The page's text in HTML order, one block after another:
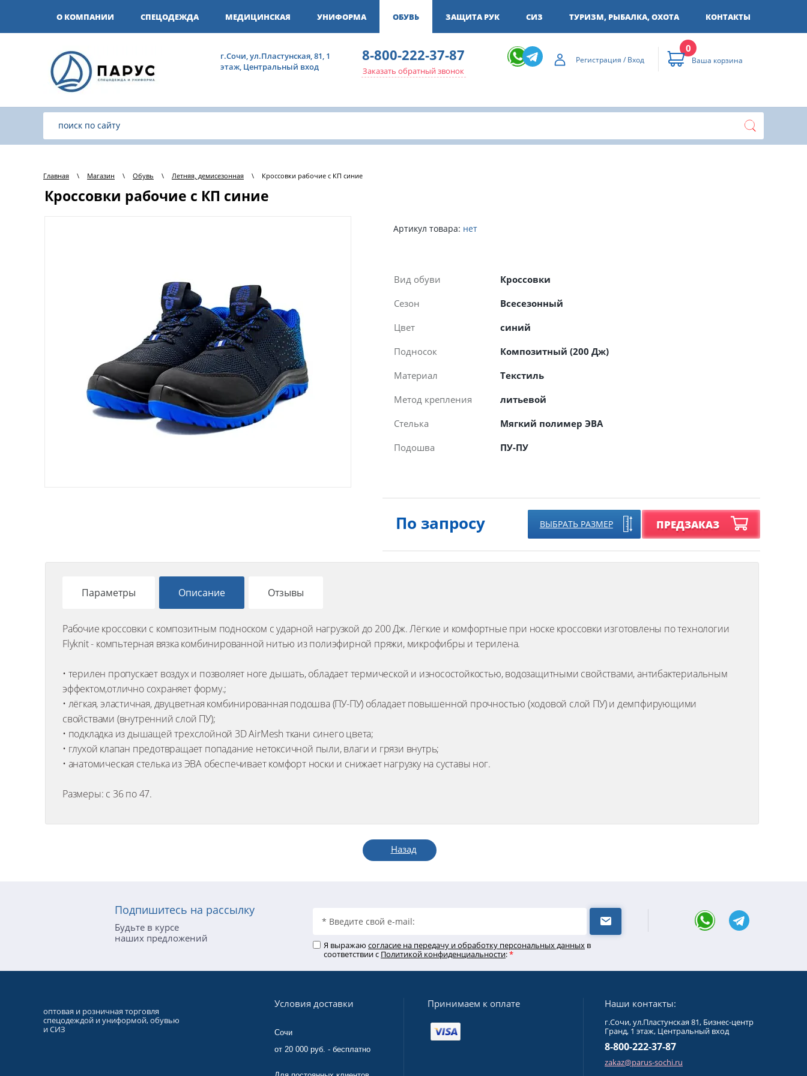
О КОМПАНИИ СПЕЦОДЕЖДА МЕДИЦИНСКАЯ УНИФОРМА ОБУВЬ ЗАЩИТА РУК СИЗ ТУРИЗМ, РЫБАЛКА, ОХОТА КОНТАКТЫ
г.Сочи, ул.Пластунская, 81, 1
этаж, Центральный вход
8-800-222-37-87
Заказать обратный звонок
Регистрация / Вход
0
Ваша корзина
Главная \ Магазин \ Обувь \ Летняя, демисезонная \ Кроссовки рабочие с КП синие
Кроссовки рабочие с КП синие
Артикул товара: нет
Вид обуви
Кроссовки
Сезон
Всесезонный
Цвет
синий
Подносок
Композитный (200 Дж)
Материал
Текстиль
Метод крепления
литьевой
Стелька
Мягкий полимер ЭВА
Подошва
ПУ-ПУ
По запросу ВЫБРАТЬ РАЗМЕР ПРЕДЗАКАЗ
Параметры Описание Отзывы
Рабочие кроссовки с композитным подноском с ударной нагрузкой до 200 Дж. Лёгкие и комфортные при носке кроссовки изготовлены по технологии
Flyknit - компьтерная вязка комбинированной нитью из полиэфирной пряжи, микрофибры и терилена.
• терилен пропускает воздух и позволяет ноге дышать, обладает термической и износостойкостью, водозащитными свойствами, антибактериальным
эффектом,отлично сохраняет форму.;
• лёгкая, эластичная, двуцветная комбинированная подошва (ПУ-ПУ) обладает повышенной прочностью (ходовой слой ПУ) и демпфирующими
свойствами (внутренний слой ПУ);
• подкладка из дышащей трехслойной 3D AirMesh ткани синего цвета;
• глухой клапан предотвращает попадание нетоксичной пыли, влаги и грязи внутрь;
• анатомическая стелька из ЭВА обеспечивает комфорт носки и снижает нагрузку на суставы ног.
Размеры: с 36 по 47.
Назад
Подпишитесь на рассылку
Будьте в курсе
наших предложений
Я выражаю согласие на передачу и обработку персональных данных в
соответствии с Политикой конфиденциальности:*
оптовая и розничная торговля
спецодеждой и униформой, обувью
и СИЗ
Условия доставки
Сочи
от 20 000 руб. - бесплатно
Принимаем к оплате Наши контакты:
г.Сочи, ул.Пластунская 81, Бизнес-центр
Гранд, 1 этаж, Центральный вход
8-800-222-37-87
zakaz@parus-sochi.ru